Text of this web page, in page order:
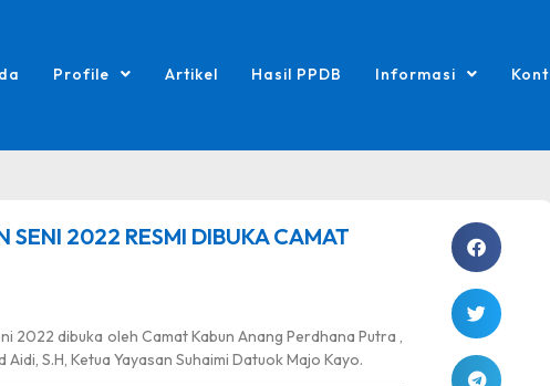
Profile Artikel Hasil PPDB Informasi
SENI 2022 RESMI DIBUKA CAMAT
2022 dibuka oleh Camat Kabun Anang Perdhana Putra ,
S.H, Ketua Yayasan Suhaimi Datuok Majo Kayo.